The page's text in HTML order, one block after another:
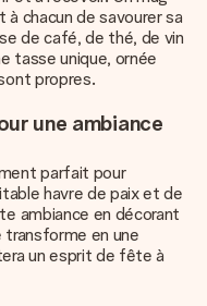
chacun de savourer sa
de café, de thé, de vin
tasse unique, ornée
propres.
une ambiance
parfait pour
havre de paix et de
ambiance en décorant
transforme en une
un esprit de fête à